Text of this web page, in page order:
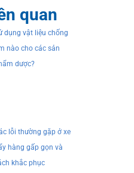
quan
dụng vật liệu chống
nào cho các sản
dược?
lỗi thường gặp ở xe
hàng gấp gọn và
khắc phục